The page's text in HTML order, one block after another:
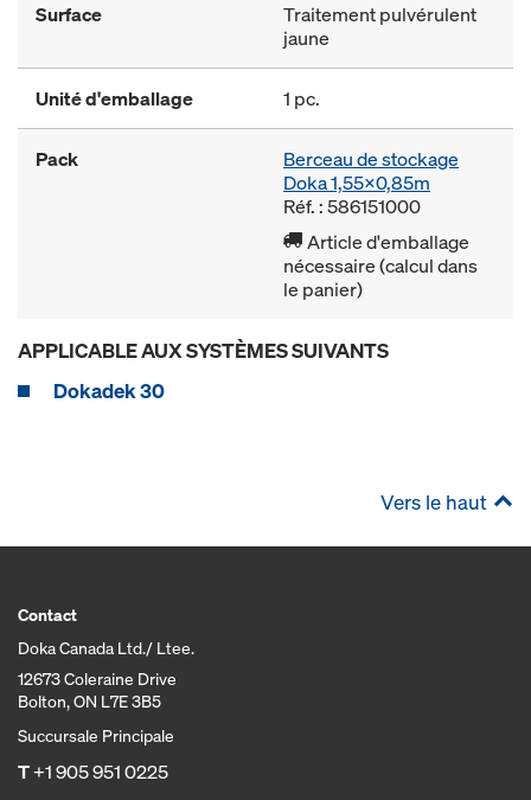
Surface
Traitement pulvérulent
jaune
Unité d'emballage 1 pc.
Pack
Berceau de stockage
Doka 1,55x0,85m
Réf. : 586151000
Article d'emballage
nécessaire (calcul dans
le panier)
APPLICABLE AUX SYSTÈMES SUIVANTS
Dokadek 30
Vers le haut
Contact
Doka Canada Ltd./ Ltee.
12673 Coleraine Drive
Bolton, ON L7E 3B5
Succursale Principale
T+1 905 951 0225